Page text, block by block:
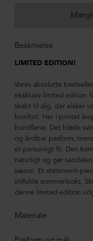
Beskrivelse
LIMITED EDITION!
Vores absolutte
eksklusiv limited edition
skabt til dig, der elsker
komfort. Her i printet
bundfarve. Det bløde
og åndbar pasform,
et personligt fit. Den
naturligt og gør
sæson. Et statement-
stilfulde sommerlooks.
denne limited edition
Materiale